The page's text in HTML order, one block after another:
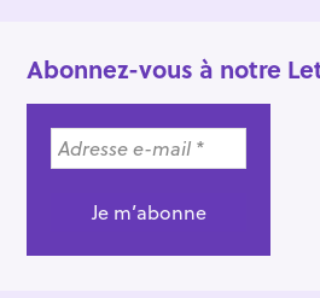
Abonnez-vous à notre